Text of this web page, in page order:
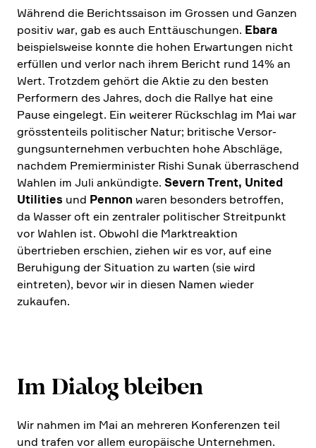
Während die Berichts­saison im Grossen und Ganzen
positiv war, gab es auch Enttäu­schungen. Ebara
beispiels­weise konnte die hohen Erwar­tungen nicht
erfüllen und verlor nach ihrem Bericht rund 14% an
Wert. Trotzdem gehört die Aktie zu den besten
Perfor­mern des Jahres, doch die Rallye hat eine
Pause einge­legt. Ein weiterer Rückschlag im Mai war
gröss­ten­teils politi­scher Natur; briti­sche Versor­
gungs­un­ter­nehmen verbuchten hohe Abschläge,
nachdem Premier­mi­ni­ster Rishi Sunak überra­schend
Wahlen im Juli ankün­digte. Severn Trent, United
Utili­ties und Pennon waren beson­ders betroffen,
da Wasser oft ein zentraler politi­scher Streit­punkt
vor Wahlen ist. Obwohl die Markt­re­ak­tion
übertrieben erschien, ziehen wir es vor, auf eine
Beruhi­gung der Situa­tion zu warten (sie wird
eintreten), bevor wir in diesen Namen wieder
zukaufen.
Im Dialog bleiben
Wir nahmen im Mai an mehreren Konfe­renzen teil
und trafen vor allem europäi­sche Unter­nehmen.